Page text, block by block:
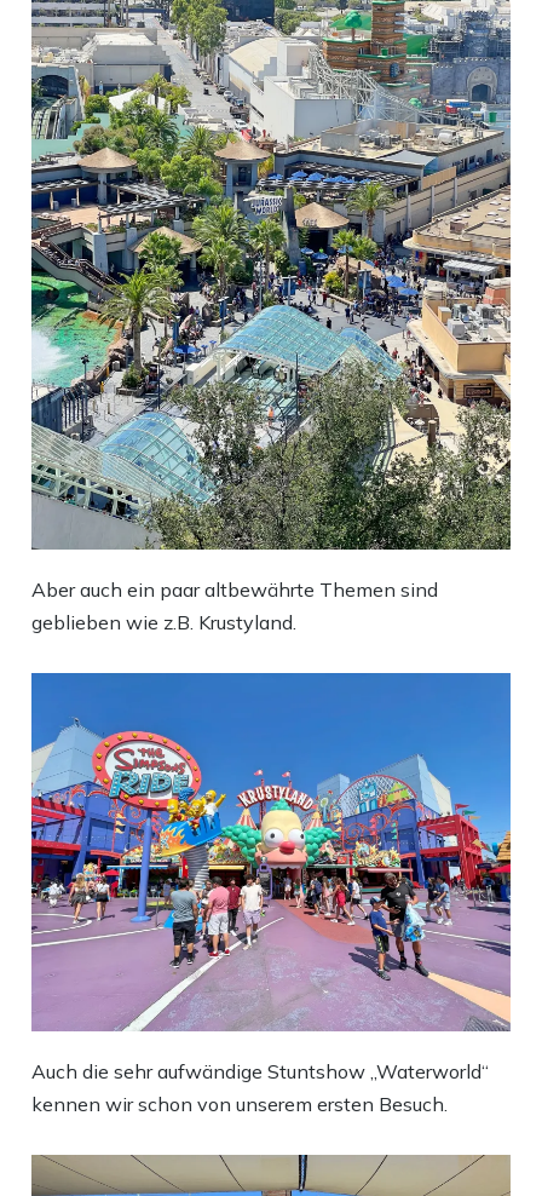
Aber auch ein paar altbewährte Themen sind
geblieben wie z.B. Krustyland.
Auch die sehr aufwändige Stuntshow „Waterworld“
kennen wir schon von unserem ersten Besuch.